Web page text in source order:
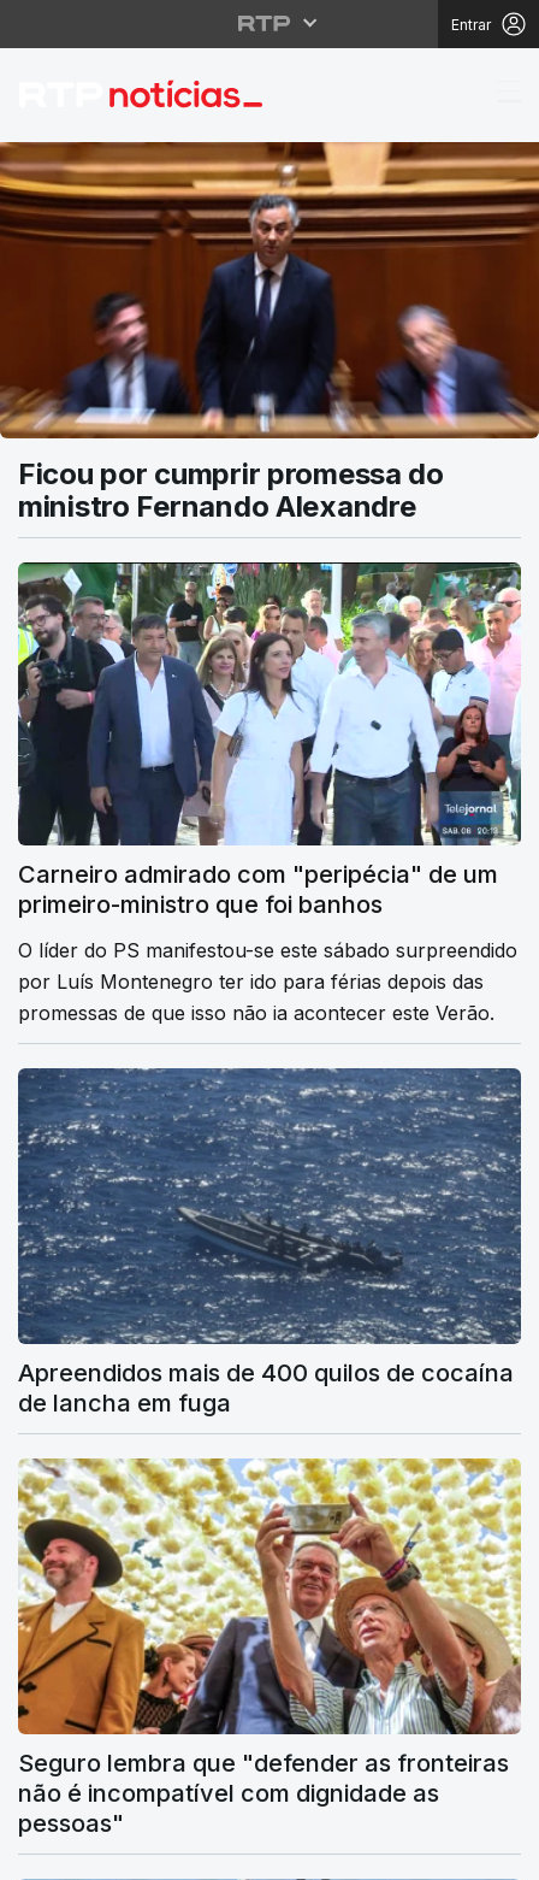
Entrar
RTP Notícias
Ficou por cumprir promessa do
ministro Fernando Alexandre
Carneiro admirado com "peripécia" de um
primeiro-ministro que foi banhos
O líder do PS manifestou-se este sábado surpreendido
por Luís Montenegro ter ido para férias depois das
promessas de que isso não ia acontecer este Verão.
Apreendidos mais de 400 quilos de cocaína
de lancha em fuga
Seguro lembra que "defender as fronteiras
não é incompatível com dignidade as
pessoas"